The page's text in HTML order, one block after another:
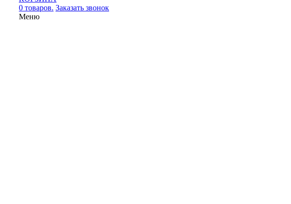
0 товаров. Заказать звонок
Меню